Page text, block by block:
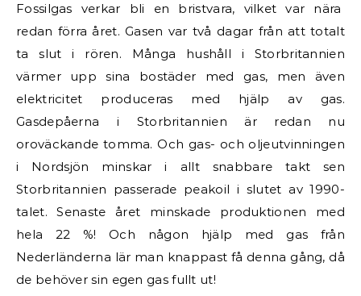
Fossilgas verkar bli en bristvara, vilket var nära
redan förra året. Gasen var två dagar från att totalt
ta slut i rören. Många hushåll i Storbritannien
värmer upp sina bostäder med gas, men även
elektricitet produceras med hjälp av gas.
Gasdepåerna i Storbritannien är redan nu
oroväckande tomma. Och gas- och oljeutvinningen
i Nordsjön minskar i allt snabbare takt sen
Storbritannien passerade peakoil i slutet av 1990-
talet. Senaste året minskade produktionen med
hela 22 %! Och någon hjälp med gas från
Nederländerna lär man knappast få denna gång, då
de behöver sin egen gas fullt ut!